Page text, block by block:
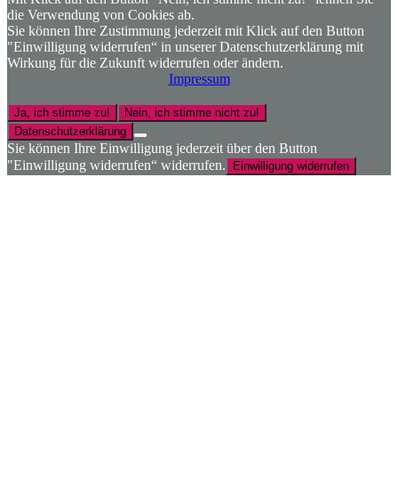
die Verwendung von Cookies ab.
Sie können Ihre Zustimmung jederzeit mit Klick auf den Button
"Einwilligung widerrufen“ in unserer Datenschutzerklärung mit
Wirkung für die Zukunft widerrufen oder ändern.
Impressum
Ja, ich stimme zu!
Nein, ich stimme nicht zu!
Datenschutzerklärung
Sie können Ihre Einwilligung jederzeit über den Button
"Einwilligung widerrufen“ widerrufen.
Einwilligung widerrufen